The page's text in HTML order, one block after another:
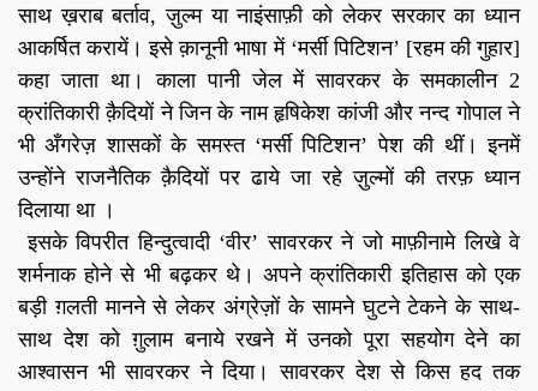
साथ ख़राब बर्ताव, ज़ुल्म या नाइंसाफ़ी को लेकर सरकार का ध्यान
आकर्षित करायें। इसे क़ानूनी भाषा में ‘मर्सी पिटिशन’ [रहम की गुहार]
कहा जाता था। काला पानी जेल में सावरकर के समकालीन 2
क्रांतिकारी क़ैदियों ने जिन के नाम हृषिकेश कांजी और नन्द गोपाल ने
भी अँगरेज़ शासकों के समस्त ‘मर्सी पिटिशन’ पेश की थीं। इनमें
उन्होंने राजनैतिक क़ैदियों पर ढाये जा रहे ज़ुल्मों की तरफ़ ध्यान
दिलाया था ।
इसके विपरीत हिन्दुत्वादी ‘वीर’ सावरकर ने जो माफ़ीनामे लिखे वे
शर्मनाक होने से भी बढ़कर थे। अपने क्रांतिकारी इतिहास को एक
बड़ी ग़लती मानने से लेकर अंग्रेज़ों के सामने घुटने टेकने के साथ-
साथ देश को ग़ुलाम बनाये रखने में उनको पूरा सहयोग देने का
आश्वासन भी सावरकर ने दिया। सावरकर देश से किस हद तक